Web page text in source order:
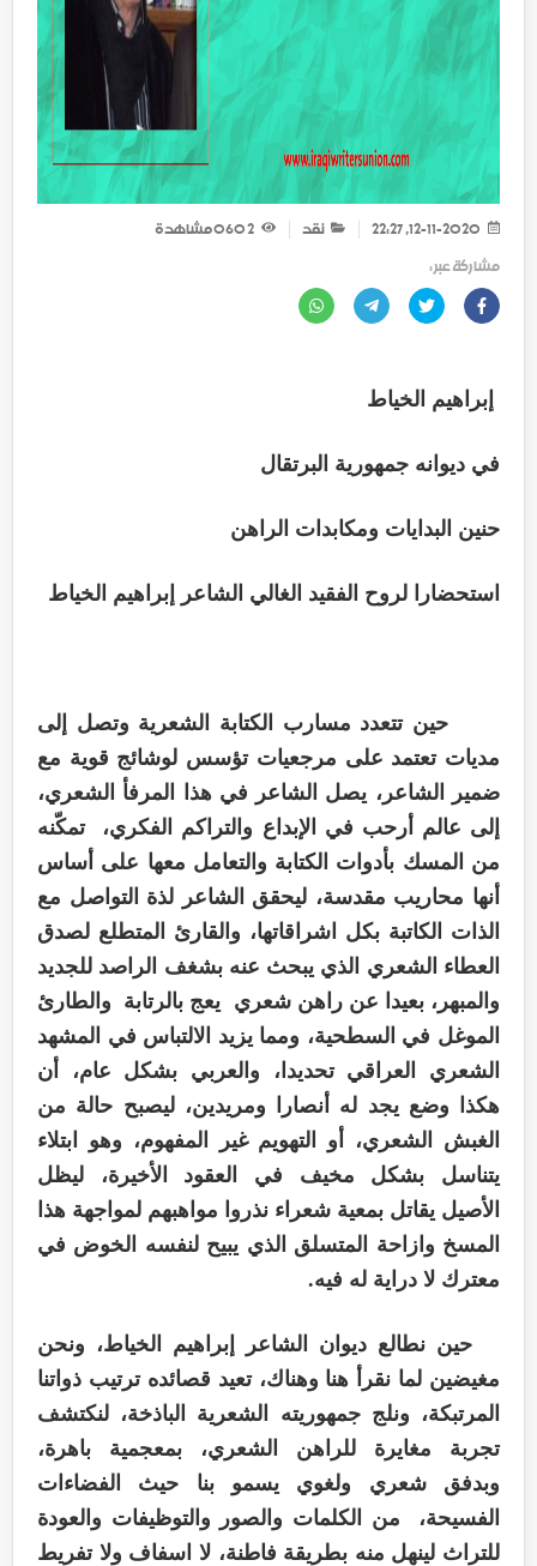
نقد 2 060
مشاهدة
مشاركة عبر :
إبراهيم الخياط
في ديوانه جمهورية البرتقال
حنين البدايات ومكابدات الراهن
استحضارا لروح الفقيد الغالي الشاعر إبراهيم الخياط
حين تتعدد مسارب الكتابة الشعرية وتصل إلى
مديات تعتمد على مرجعيات تؤسس لوشائج قوية مع
ضمير الشاعر، يصل الشاعر في هذا المرفأ الشعري،
إلى عالم أرحب في الإبداع والتراكم الفكري، تمكّنه
من المسك بأدوات الكتابة والتعامل معها على أساس
أنها محاريب مقدسة، ليحقق الشاعر لذة التواصل مع
الذات الكاتبة بكل اشراقاتها، والقارئ المتطلع لصدق
العطاء الشعري الذي يبحث عنه بشغف الراصد للجديد
والمبهر، بعيدا عن راهن شعري يعج بالرتابة والطارئ
الموغل في السطحية، ومما يزيد الالتباس في المشهد
الشعري العراقي تحديدا، والعربي بشكل عام، أن
هكذا وضع يجد له أنصارا ومريدين، ليصبح حالة من
الغبش الشعري، أو التهويم غير المفهوم، وهو ابتلاء
يتناسل بشكل مخيف في العقود الأخيرة، ليظل
الأصيل يقاتل بمعية شعراء نذروا مواهبهم لمواجهة هذا
المسخ وازاحة المتسلق الذي يبيح لنفسه الخوض في
معترك لا دراية له فيه.
حين نطالع ديوان الشاعر إبراهيم الخياط، ونحن
مغيضين لما نقرأ هنا وهناك، تعيد قصائده ترتيب ذواتنا
المرتبكة، ونلج جمهوريته الشعرية الباذخة، لنكتشف
تجربة مغايرة للراهن الشعري، بمعجمية باهرة،
وبدفق شعري ولغوي يسمو بنا حيث الفضاءات
الفسيحة، من الكلمات والصور والتوظيفات والعودة
للتراث لينهل منه بطريقة فاطنة، لا اسفاف ولا تفريط